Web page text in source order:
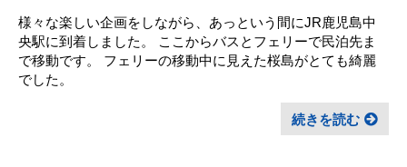
様々な楽しい企画をしながら、あっという間にJR鹿児島中
央駅に到着しました。 ここからバスとフェリーで民泊先ま
で移動です。 フェリーの移動中に見えた桜島がとても綺麗
でした。
続きを読む